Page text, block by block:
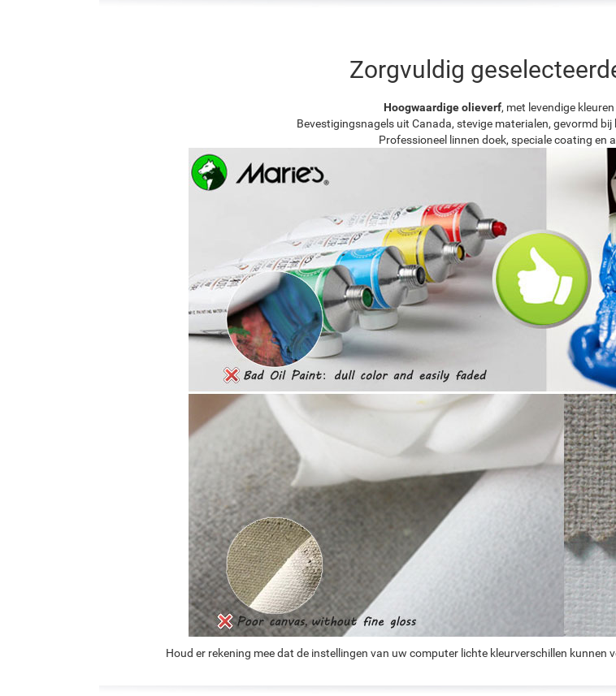
Zorgvuldig
Hoogwaardige olieverf, met levendige
Bevestigingsnagels uit Canada, stevige materialen, gevormd
Professioneel linnen doek, speciale coating en
Houd er rekening mee dat de instellingen van uw computer lichte kleurverschillen